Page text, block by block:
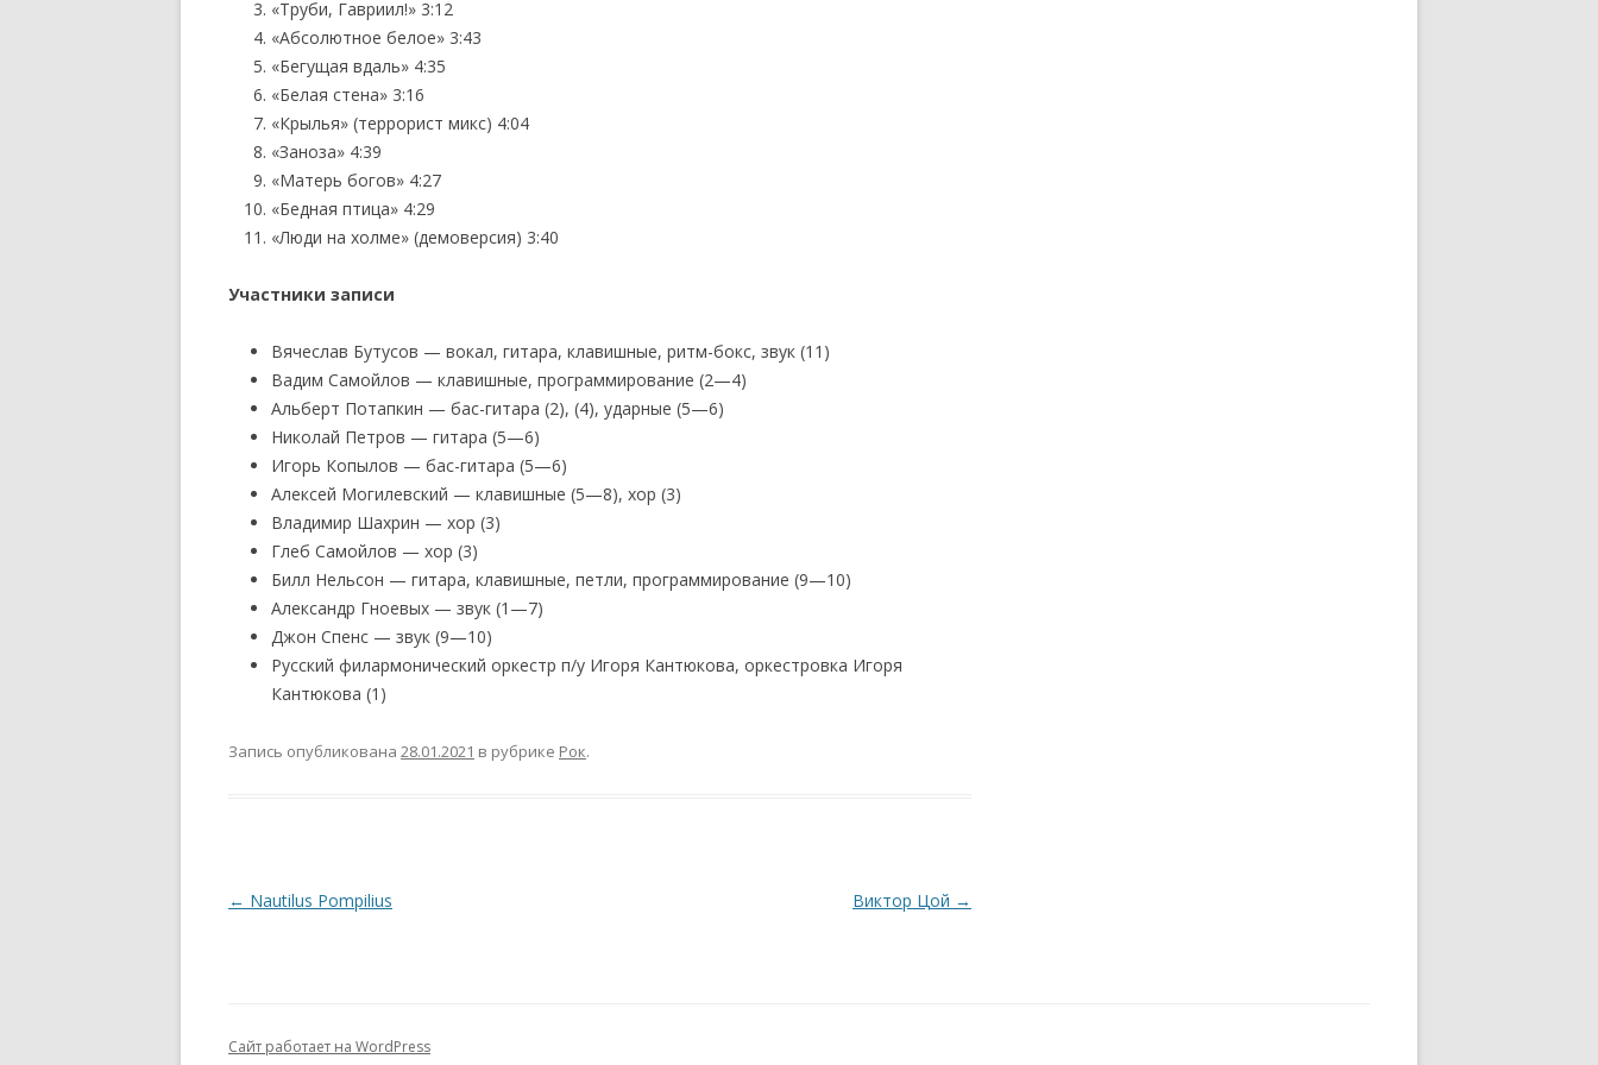
«Труби, Гавриил!» 3:12
«Абсолютное белое» 3:43
«Бегущая вдаль» 4:35
«Белая стена» 3:16
«Крылья» (террорист микс) 4:04
«Заноза» 4:39
«Матерь богов» 4:27
«Бедная птица» 4:29
«Люди на холме» (демоверсия) 3:40
Участники записи
Вячеслав Бутусов — вокал, гитара, клавишные, ритм-бокс, звук (11)
Вадим Самойлов — клавишные, программирование (2—4)
Альберт Потапкин — бас-гитара (2), (4), ударные (5—6)
Николай Петров — гитара (5—6)
Игорь Копылов — бас-гитара (5—6)
Алексей Могилевский — клавишные (5—8), хор (3)
Владимир Шахрин — хор (3)
Глеб Самойлов — хор (3)
Билл Нельсон — гитара, клавишные, петли, программирование (9—10)
Александр Гноевых — звук (1—7)
Джон Спенс — звук (9—10)
Русский филармонический оркестр п/у Игоря Кантюкова, оркестровка Игоря
Кантюкова (1)
Запись опубликована 28.01.2021 в рубрике Рок.
Навигация
← Nautilus Pompilius Виктор Цой →
Сайт работает на WordPress